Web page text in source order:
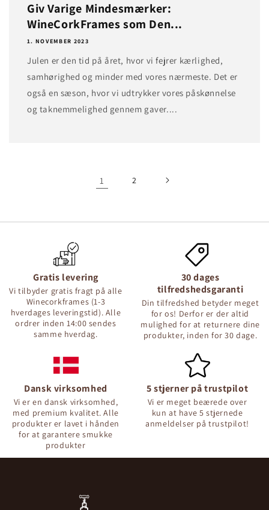
Giv Varige Mindesmærker:
WineCorkFrames som Den...
1. NOVEMBER 2023
Julen er den tid på året, hvor vi fejrer kærlighed,
samhørighed og minder med vores nærmeste. Det er
også en sæson, hvor vi udtrykker vores påskønnelse
og taknemmelighed gennem gaver....
1 2
Gratis levering
Vi tilbyder gratis fragt på alle
Winecorkframes (1-3
hverdages leveringstid). Alle
ordrer inden 14:00 sendes
samme hverdag.
30 dages
tilfredshedsgaranti
Din tilfredshed betyder meget
for os! Derfor er der altid
mulighed for at returnere dine
produkter, inden for 30 dage.
Dansk virksomhed
Vi er en dansk virksomhed,
med premium kvalitet. Alle
produkter er lavet i hånden
for at garantere smukke
produkter
5 stjerner på trustpilot
Vi er meget beærede over
kun at have 5 stjernede
anmeldelser på trustpilot!